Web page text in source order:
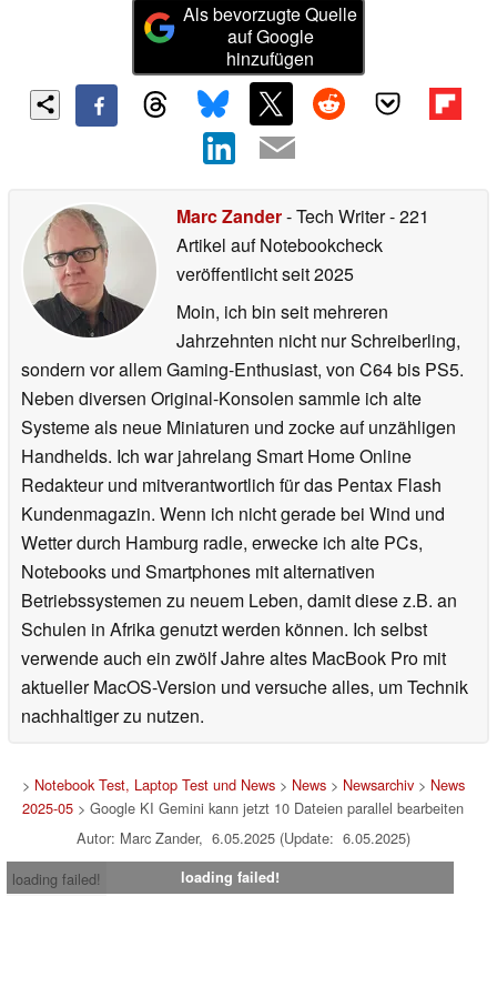
Als bevorzugte Quelle
auf Google
hinzufügen
Marc Zander- Tech Writer- 221
Artikel auf Notebookcheck
veröffentlichtseit 2025
Moin, ich bin seit mehreren
Jahrzehnten nicht nur Schreiberling,
sondern vor allem Gaming-Enthusiast, von C64 bis PS5.
Neben diversen Original-Konsolen sammle ich alte
Systeme als neue Miniaturen und zocke auf unzähligen
Handhelds. Ich war jahrelang Smart Home Online
Redakteur und mitverantwortlich für das Pentax Flash
Kundenmagazin. Wenn ich nicht gerade bei Wind und
Wetter durch Hamburg radle, erwecke ich alte PCs,
Notebooks und Smartphones mit alternativen
Betriebssystemen zu neuem Leben, damit diese z.B. an
Schulen in Afrika genutzt werden können. Ich selbst
verwende auch ein zwölf Jahre altes MacBook Pro mit
aktueller MacOS-Version und versuche alles, um Technik
nachhaltiger zu nutzen.
> Notebook Test, Laptop Test und News> News> Newsarchiv> News
2025-05 > Google KI Gemini kann jetzt 10 Dateien parallel bearbeiten
Autor: Marc Zander, 6.05.2025 (Update: 6.05.2025)
loading failed!
loading failed!